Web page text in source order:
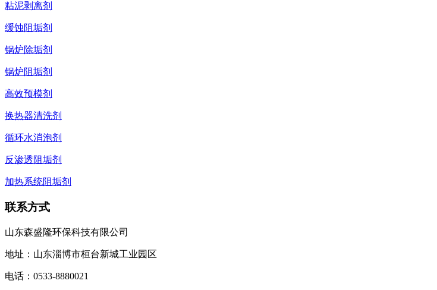
粘泥剥离剂
缓蚀阻垢剂
锅炉除垢剂
锅炉阻垢剂
高效预模剂
换热器清洗剂
循环水消泡剂
反渗透阻垢剂
加热系统阻垢剂
联系方式
山东森盛隆环保科技有限公司
地址：山东淄博市桓台新城工业园区
电话： 0533-8880021